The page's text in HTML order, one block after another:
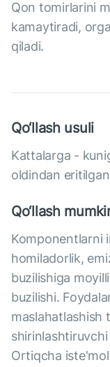
Qon tomirlarini
kamaytiradi,
qiladi.
Qo‘llash usuli
Kattalarga -
oldindan
Qo‘llash
Komponentlarni
homiladorlik,
buzilishiga
buzilishi.
maslahatlashish
Ortiqcha